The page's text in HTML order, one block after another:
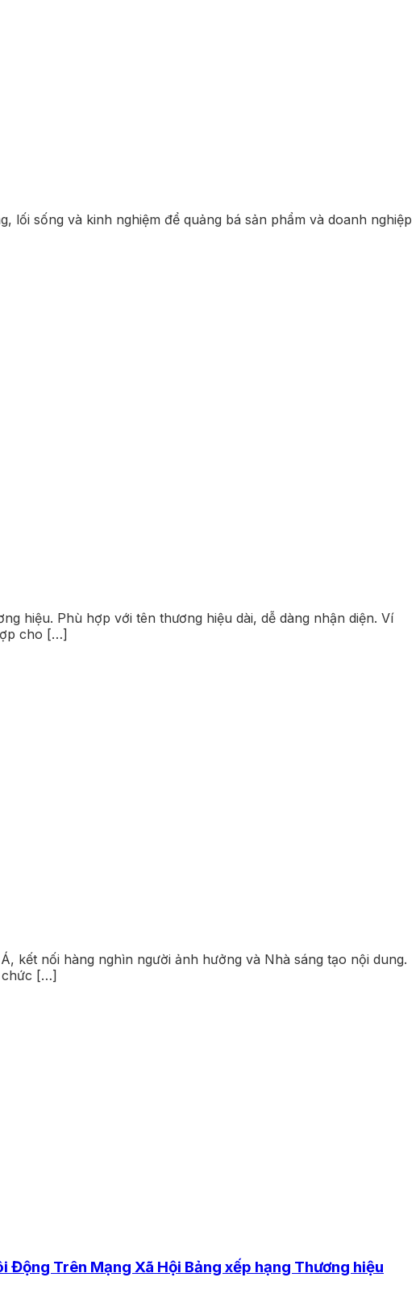
sống và kinh nghiệm để quảng bá sản phẩm và doanh nghiệp
hiệu. Phù hợp với tên thương hiệu dài, dễ dàng nhận diện. Ví
cho […]
kết nối hàng nghìn người ảnh hưởng và Nhà sáng tạo nội dung.
chức […]
Trên Mạng Xã Hội Bảng xếp hạng Thương hiệu